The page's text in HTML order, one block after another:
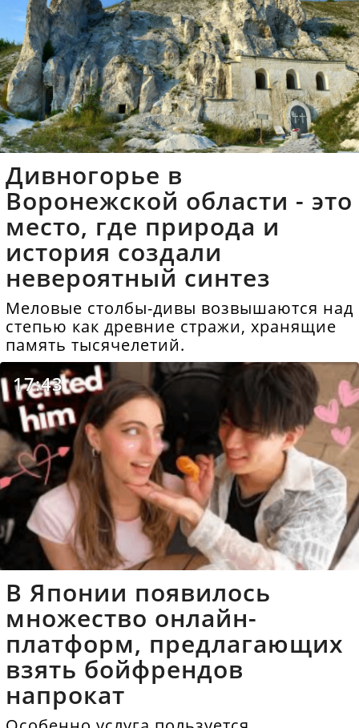
Дивногорье в
Воронежской области - это
место, где природа и
история создали
невероятный синтез
Меловые столбы-дивы возвышаются над
степью как древние стражи, хранящие
память тысячелетий.
17:43
В Японии появилось
множество онлайн-
платформ, предлагающих
взять бойфрендов
напрокат